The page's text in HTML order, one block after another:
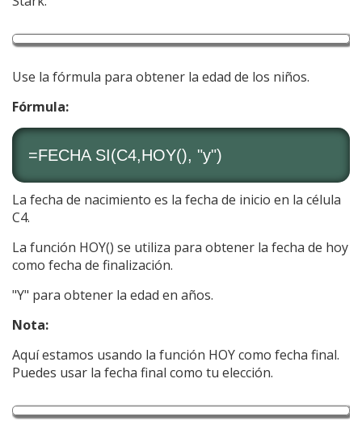
Use la fórmula para obtener la edad de los niños.
Fórmula:
=FECHA SI(C4,HOY(), "y")
La fecha de nacimiento es la fecha de inicio en la célula
C4.
La función HOY() se utiliza para obtener la fecha de hoy
como fecha de finalización.
"Y" para obtener la edad en años.
Nota:
Aquí estamos usando la función HOY como fecha final.
Puedes usar la fecha final como tu elección.